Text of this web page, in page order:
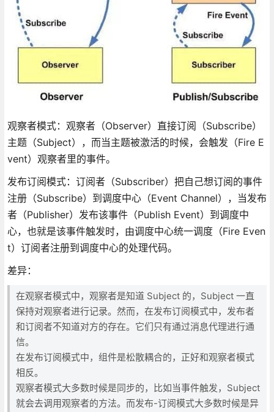
观察者模式：观察者（Observer）直接订阅（Subscribe）
主题（Subject），而当主题被激活的时候，会触发（Fire E
vent）观察者里的事件。
发布订阅模式：订阅者（Subscriber）把自己想订阅的事件
注册（Subscribe）到调度中心（Event Channel），当发布
者（Publisher）发布该事件（Publish Event）到调度中
心，也就是该事件触发时，由调度中心统一调度（Fire Even
t）订阅者注册到调度中心的处理代码。
差异：
在观察者模式中，观察者是知道 Subject 的，Subject 一直
保持对观察者进行记录。然而，在发布订阅模式中，发布者
和订阅者不知道对方的存在。它们只有通过消息代理进行通
信。
在发布订阅模式中，组件是松散耦合的，正好和观察者模式
相反。
观察者模式大多数时候是同步的，比如当事件触发，Subject
就会去调用观察者的方法。而发布-订阅模式大多数时候是异